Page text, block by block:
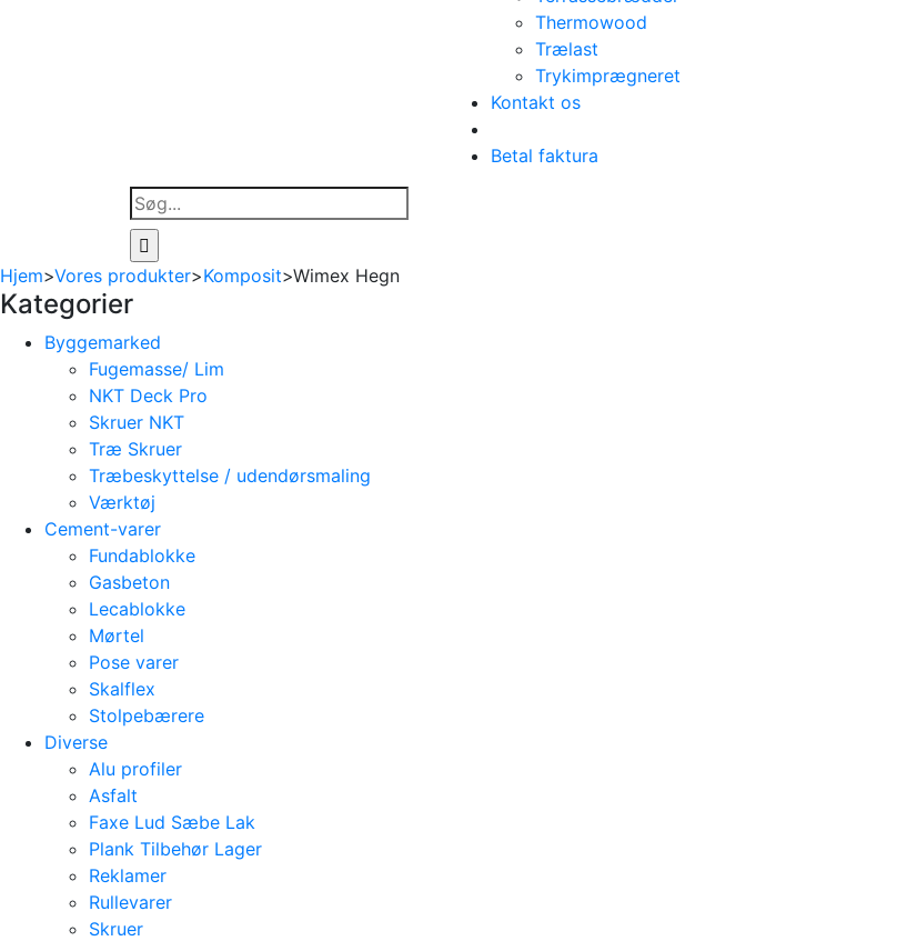
Thermowood
Trælast
Trykimprægneret
Kontakt os
Betal faktura
Søg
efter:
Hjem>Vores produkter>Komposit>Wimex Hegn
Kategorier
Byggemarked
Fugemasse/ Lim
NKT Deck Pro
Skruer NKT
Træ Skruer
Træbeskyttelse / udendørsmaling
Værktøj
Cement-varer
Fundablokke
Gasbeton
Lecablokke
Mørtel
Pose varer
Skalflex
Stolpebærere
Diverse
Alu profiler
Asfalt
Faxe Lud Sæbe Lak
Plank Tilbehør Lager
Reklamer
Rullevarer
Skruer